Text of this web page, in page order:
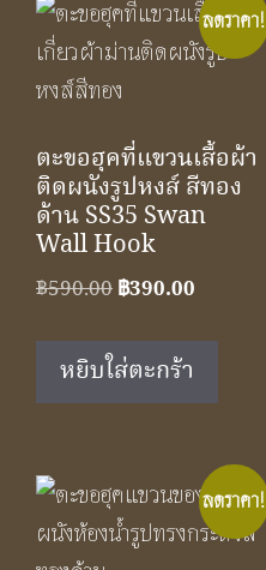
ลดราคา!
ตะขอฮุคที่แขวนเสื้อผ้า
ติดผนังรูปหงส์ สีทอง
ด้าน SS35 Swan
Wall Hook
฿590.00Original
was:
฿590.00.
฿390.00
หยิบใส่ตะกร้า
ลดราคา!